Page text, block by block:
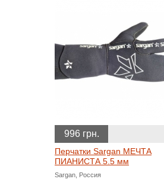
996 грн.
Перчатки Sargan МЕЧТА
ПИАНИСТА 5.5 мм
Sargan, Россия